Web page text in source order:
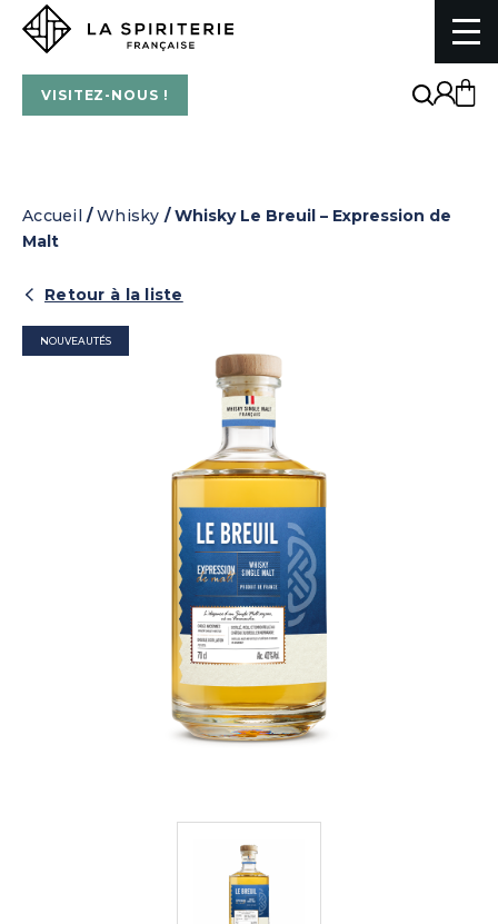
VISITEZ-NOUS !
La Spiriterie Française
Accueil /Whisky / Whisky Le Breuil – Expression de
Malt
Retour à la liste
NOUVEAUTÉS